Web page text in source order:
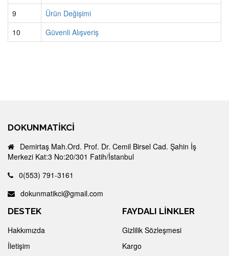
9
Ürün Değişimi
10
Güvenli Alışveriş
DOKUNMATIKCI
Demirtaş Mah.Ord. Prof. Dr. Cemil Birsel Cad. Şahin İş
Merkezi Kat:3 No:20/301 Fatih/İstanbul
0(553) 791-3161
dokunmatikci@gmail.com
DESTEK
Hakkımızda
İletişim
FAYDALI LİNKLER
Gizlilik Sözleşmesi
Kargo